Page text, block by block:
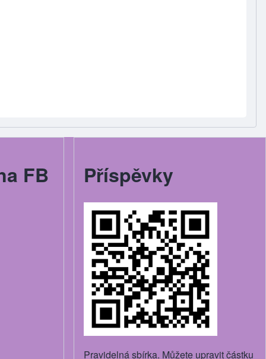
FB Příspěvky
Pravidelná sbírka. Můžete upravit částku